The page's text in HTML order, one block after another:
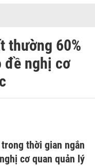
thường 60%
đề nghị cơ
thời gian ngắn
cơ quan quản lý